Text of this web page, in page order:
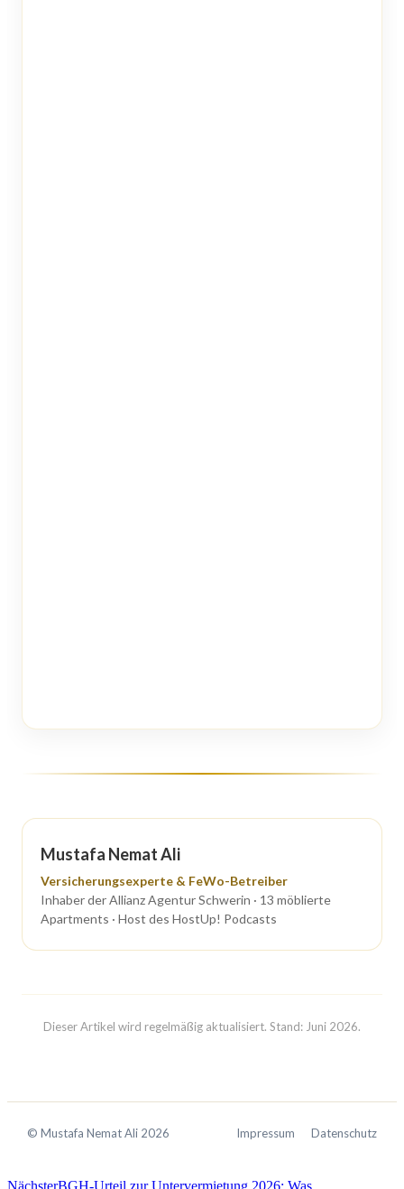
Mustafa Nemat Ali
Versicherungsexperte & FeWo-Betreiber
Inhaber der Allianz Agentur Schwerin · 13 möblierte
Apartments · Host des HostUp! Podcasts
Dieser Artikel wird regelmäßig aktualisiert. Stand: Juni 2026.
© Mustafa Nemat Ali 2026 Impressum Datenschutz